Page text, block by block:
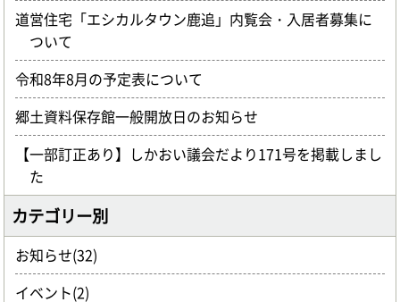
道営住宅「エシカルタウン鹿追」内覧会・入居者募集に
ついて
令和8年8月の予定表について
郷土資料保存館一般開放日のお知らせ
【一部訂正あり】しかおい議会だより171号を掲載しまし
た
カテゴリー別
お知らせ(32)
イベント(2)